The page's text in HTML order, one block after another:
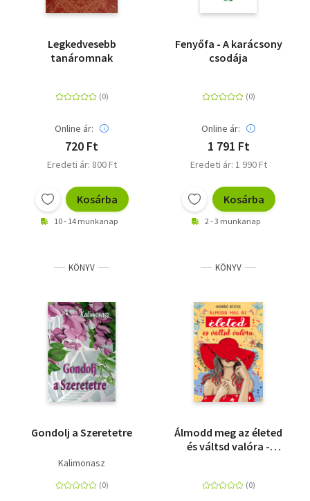
Legkedvesebb
tanáromnak
Online ár:
720 Ft
Eredeti ár: 800 Ft
Kosárba
10 - 14 munkanap
Fenyőfa - A karácsony
csodája
Online ár:
1 791 Ft
Eredeti ár: 1 990 Ft
Kosárba
2 - 3 munkanap
KÖNYV
Gondolj a Szeretetre
Kalimonasz
KÖNYV
Álmodd meg az életed
és váltsd valóra -